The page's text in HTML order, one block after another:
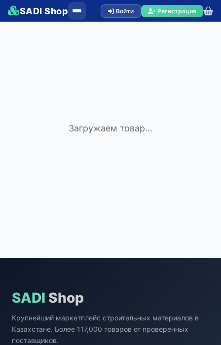
SADI Shop Войти Регистрация
Загружаем товар...
SADI Shop
Крупнейший маркетплейс строительных материалов в
Казахстане. Более 117,000 товаров от проверенных
поставщиков.